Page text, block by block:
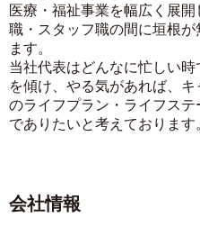
医療・福祉事業を幅広く展
職・スタッフ職の間に垣根
ます。
当社代表はどんなに忙しい
を傾け、やる気があれば、
のライフプラン・ライフス
でありたいと考えております
会社情報